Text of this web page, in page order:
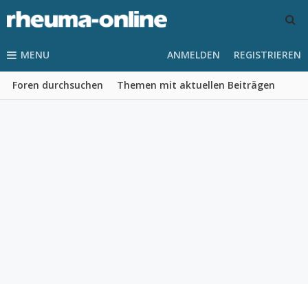
MENU
Foren durchsuchen Themen mit aktuellen Beiträgen
ANMELDEN REGISTRIEREN